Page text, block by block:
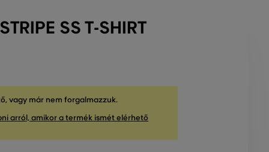
SS T-SHIRT
vagy már nem forgalmazzuk.
arról, amikor a termék ismét elérhető